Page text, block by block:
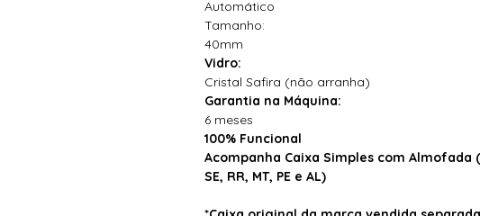
Automático
Tamanho:
40mm
Vidro:
Cristal Safira (não arranha)
Garantia na Máquina:
6 meses
100% Funcional
Acompanha Caixa Simples com Almofada
SE, RR, MT, PE e AL)